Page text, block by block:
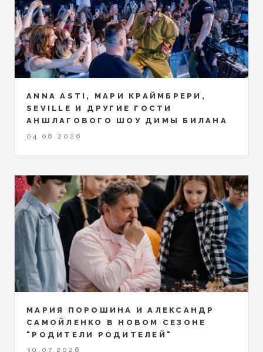
ANNA ASTI, МАРИ КРАЙМБРЕРИ,
SEVILLE И ДРУГИЕ ГОСТИ
АНШЛАГОВОГО ШОУ ДИМЫ БИЛАНА
04.08.2026
МАРИЯ ПОРОШИНА И АЛЕКСАНДР
САМОЙЛЕНКО В НОВОМ СЕЗОНЕ
"РОДИТЕЛИ РОДИТЕЛЕЙ"
30.07.2026